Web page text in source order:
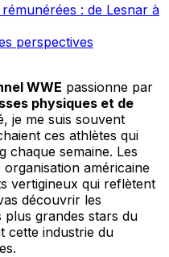
: de Lesnar à
perspectives
WWE passionne par
physiques et de
je me suis souvent
ces athlètes qui
chaque semaine. Les
américaine
vertigineux qui reflètent
découvrir les
plus grandes stars du
cette industrie du